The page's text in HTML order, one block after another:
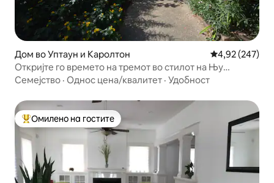
Дом во Уптаун и Каролтон Просечна
4,92 (247)
Откријте го времето на тремот во стилот на Њу
Орлеанс!
Семејство · Однос цена/квалитет · Удобност
Меѓу најуспешните „Омилени на гостите“
Омилено на гостите